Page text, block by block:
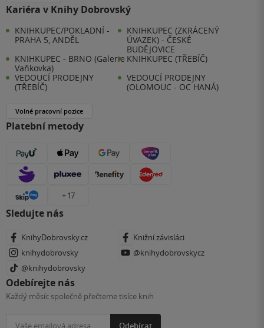
Kariéra v Knihy Dobrovský
KNIHKUPEC/POKLADNÍ -
PRAHA 5, ANDĚL
KNIHKUPEC (ZKRÁCENÝ
ÚVAZEK) - ČESKÉ
BUDĚJOVICE
KNIHKUPEC - BRNO (Galerie
Vaňkovka)
KNIHKUPEC (TŘEBÍČ)
VEDOUCÍ PRODEJNY
(TŘEBÍČ)
VEDOUCÍ PRODEJNY
(OLOMOUC - OC HANÁ)
Volné pracovní pozice
Platební metody
+ 17
Sledujte nás
KnihyDobrovsky.cz
Knižní závisláci
knihydobrovsky
@knihydobrovskycz
@knihydobrovsky
Odebírejte nás
Každý měsíc společně přečteme tisíce knih
Odebírat